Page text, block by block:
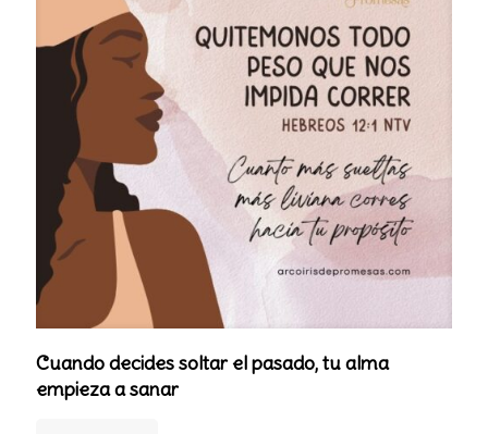
Cuando decides soltar el pasado, tu alma
empieza a sanar